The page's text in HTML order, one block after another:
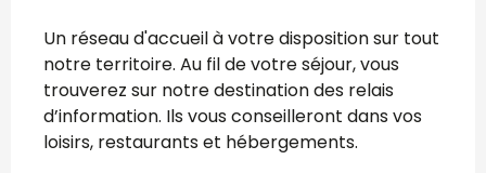
Description
Un réseau d'accueil à votre disposition sur tout
notre territoire. Au fil de votre séjour, vous
trouverez sur notre destination des relais
d’information. Ils vous conseilleront dans vos
loisirs, restaurants et hébergements.